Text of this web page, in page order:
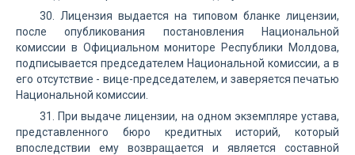
30. Лицензия выдается на типовом бланке лицензии,
после опубликования постановления Национальной
комиссии в Официальном мониторе Республики Молдова,
подписывается председателем Национальной комиссии, а в
его отсутствие - вице-председателем, и заверяется печатью
Национальной комиссии.
31. При выдаче лицензии, на одном экземпляре устава,
представленного бюро кредитных историй, который
впоследствии ему возвращается и является составной